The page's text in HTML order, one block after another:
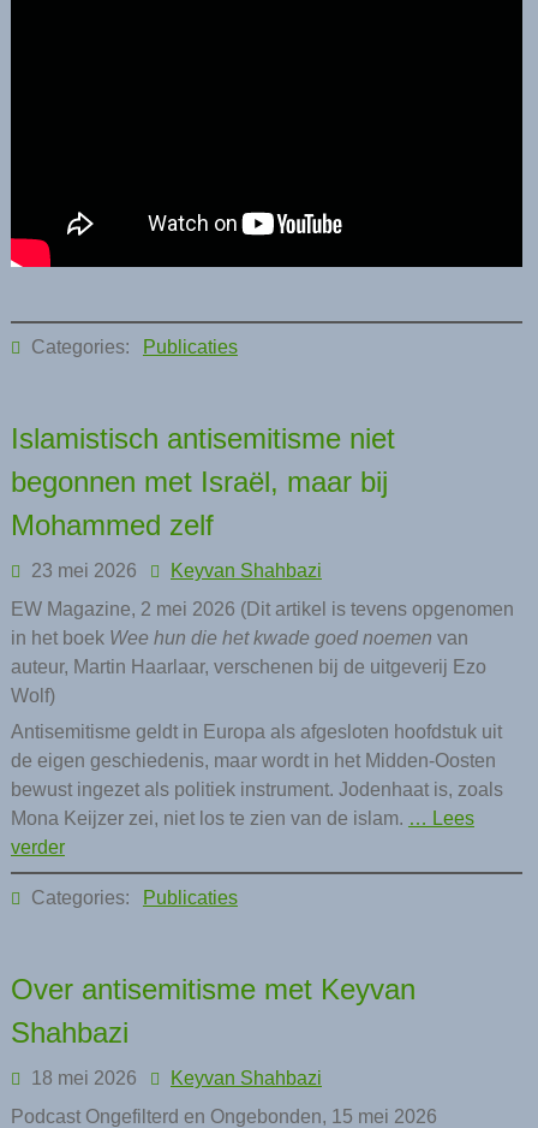
Categories: Publicaties
Islamistisch antisemitisme niet
begonnen met Israël, maar bij
Mohammed zelf
23 mei 2026
Keyvan Shahbazi
EW Magazine, 2 mei 2026 (Dit artikel is tevens opgenomen
in het boek Wee hun die het kwade goed noemen van
auteur, Martin Haarlaar, verschenen bij de uitgeverij Ezo
Wolf)
Antisemitisme geldt in Europa als afgesloten hoofdstuk uit
de eigen geschiedenis, maar wordt in het Midden-Oosten
bewust ingezet als politiek instrument. Jodenhaat is, zoals
Mona Keijzer zei, niet los te zien van de islam. … Lees
verder
Categories: Publicaties
Over antisemitisme met Keyvan
Shahbazi
18 mei 2026
Keyvan Shahbazi
Podcast Ongefilterd en Ongebonden, 15 mei 2026